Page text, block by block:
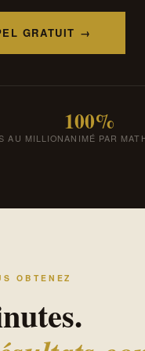
GRATUIT →
AU MILLION
100%
ANIMÉ PAR
OBTENEZ